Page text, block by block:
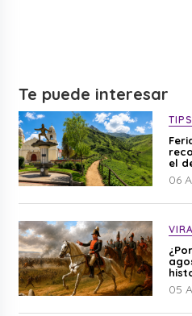
Te puede interesar
el
06
05